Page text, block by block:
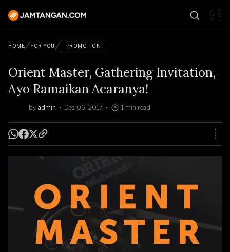
HOME FOR YOU PROMOTION
Orient Master, Gathering Invitation,
Ayo Ramaikan Acaranya!
by admin Dec 06, 2017 1 min read